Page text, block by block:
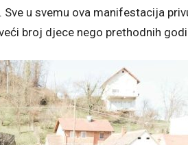
u svemu ova manifestacija
broj djece nego prethodnih